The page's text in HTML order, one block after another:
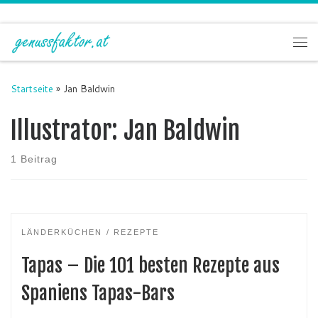
Zum Inhalt springen
Startseite » Jan Baldwin
Illustrator: Jan Baldwin
1 Beitrag
LÄNDERKÜCHEN REZEPTE
Tapas – Die 101 besten Rezepte aus
Spaniens Tapas-Bars